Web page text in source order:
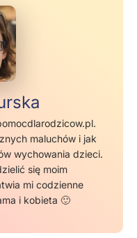
maluchów i jak
wychowania dzieci.
się moim
mi codzienne
i kobieta 🙂